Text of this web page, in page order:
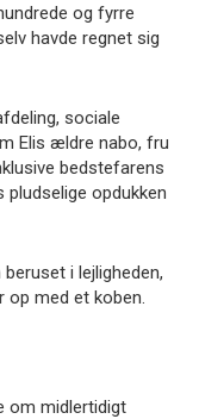
og fyrre
havde regnet sig
sociale
Elis ældre nabo, fru
bedstefarens
opdukken
i lejligheden,
med et koben.
om midlertidigt